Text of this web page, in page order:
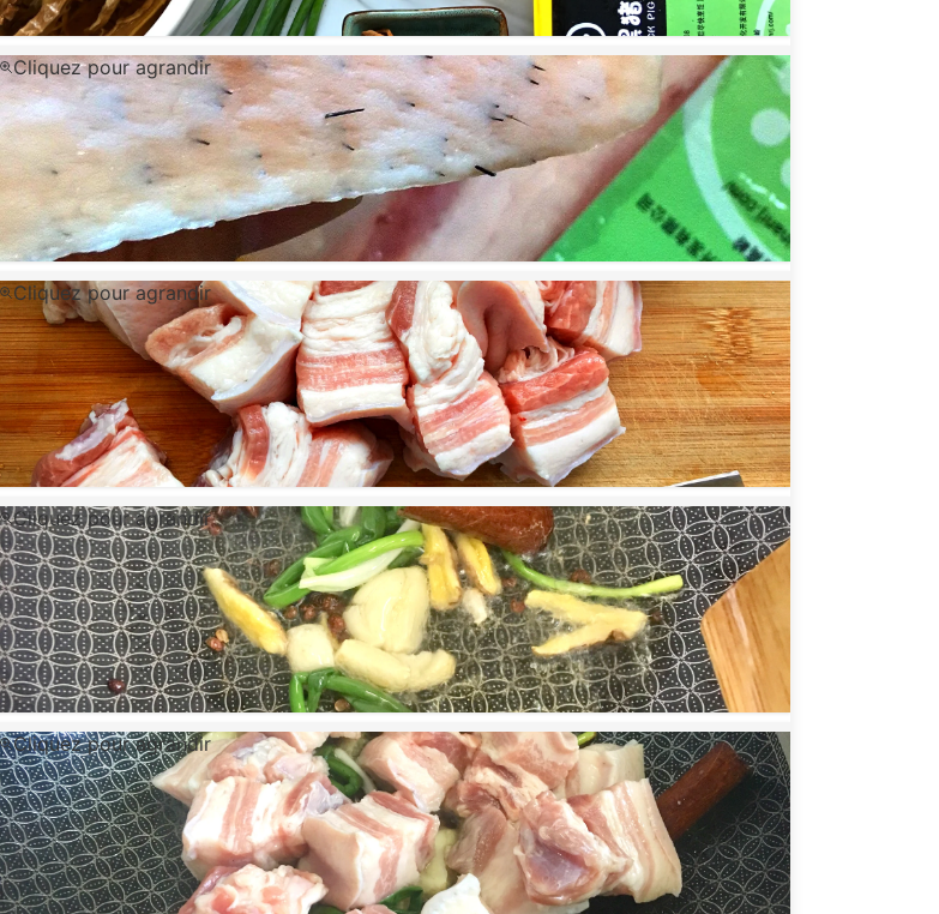
Cliquez pour agrandir
Cliquez pour agrandir
Cliquez pour agrandir
Cliquez pour agrandir